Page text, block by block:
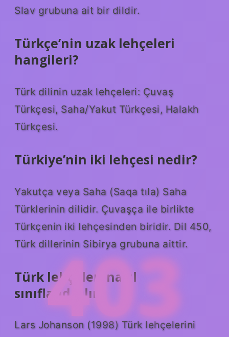
Slav grubuna ait bir dildir.
Türkçe’nin uzak lehçeleri
hangileri?
Türk dilinin uzak lehçeleri: Çuvaş
Türkçesi, Saha/Yakut Türkçesi, Halakh
Türkçesi.
Türkiye’nin iki lehçesi nedir?
Yakutça veya Saha (Saqa tıla) Saha
Türklerinin dilidir. Çuvaşça ile birlikte
Türkçenin iki lehçesinden biridir. Dil 450,
Türk dillerinin Sibirya grubuna aittir.
Türk lehçeleri nasıl
sınıflandırılır?
Lars Johanson (1998) Türk lehçelerini
403